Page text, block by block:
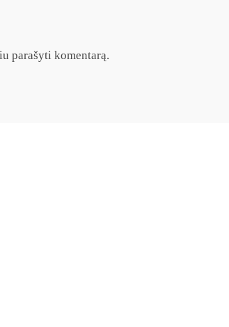
parašyti komentarą.